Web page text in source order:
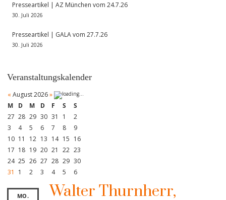
Presseartikel | AZ München vom 24.7.26
30. Juli 2026
Presseartikel | GALA vom 27.7.26
30. Juli 2026
Veranstaltungskalender
« August 2026»
M
D M D F S
S
27 28 29 30 31 1
2
3
4 5 6 7 8
9
10 11 12 13 14 15 16
17 18 19 20 21 22 23
24 25 26 27 28 29 30
31
1 2 3 4 5 6
MO.
Walter Thurnherr,